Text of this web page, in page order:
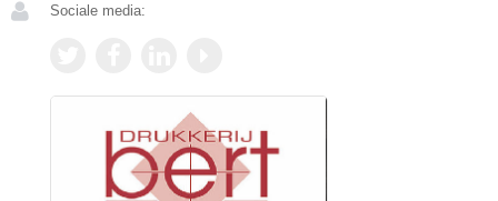
Sociale media: